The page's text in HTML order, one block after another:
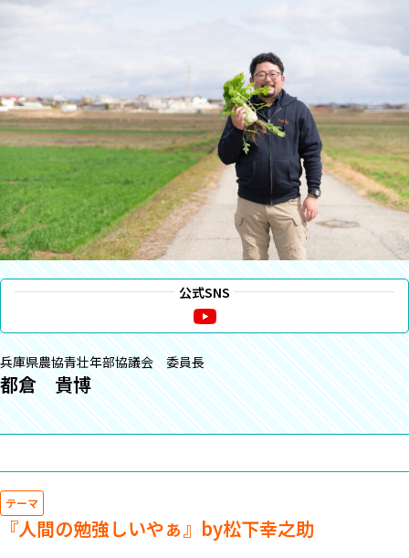
公式SNS
兵庫県農協青壮年部協議会 委員長
都倉 貴博
テーマ
『人間の勉強しいやぁ』by松下幸之助